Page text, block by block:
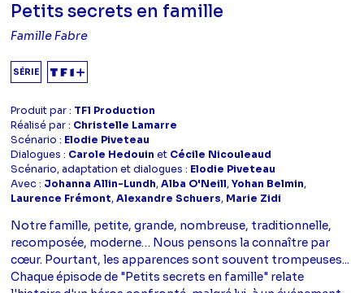
Petits secrets en famille
Famille Fabre
SÉRIE
Produit par : TF1 Production
Réalisé par : Christelle Lamarre
Scénario : Elodie Piveteau
Dialogues : Carole Hedouin et Cécile Nicouleaud
Scénario, adaptation et dialogues : Elodie Piveteau
Avec : Johanna Allin-Lundh,Alba O'Neill,Yohan Belmin,
Laurence Frémont,Alexandre Schuers, Marie Zidi
Notre famille, petite, grande, nombreuse, traditionnelle,
recomposée, moderne… Nous pensons la connaître par
cœur. Pourtant, les apparences sont souvent trompeuses...
Chaque épisode de "Petits secrets en famille" relate